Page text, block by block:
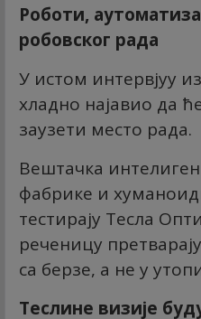
Роботи,
робовског рада
У истом интервјуу
хладно најавио да
заузети место рада.
Вештачка
фабрике и
тестирају Тесла
реченицу
са берзе, а не у
Теслине визије